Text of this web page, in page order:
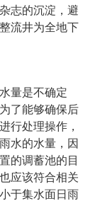
志的沉淀，避
流井为全地下
量是不确定
了能够确保后
行处理操作，
水的水量，因
的调蓄池的目
应该符合相关
于集水面日雨